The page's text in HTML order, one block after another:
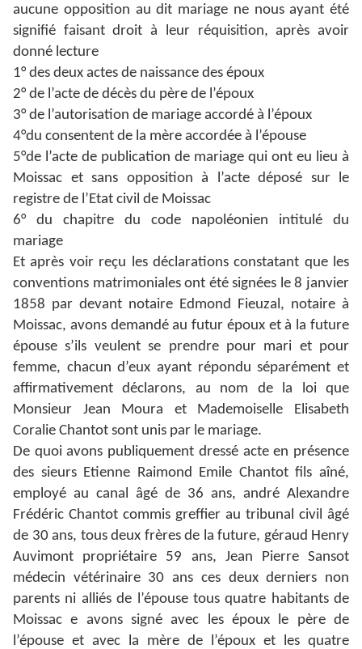
aucune opposition au dit mariage ne nous ayant été
signifié faisant droit à leur réquisition, après avoir
donné lecture
1° des deux actes de naissance des époux
2° de l’acte de décès du père de l’époux
3° de l’autorisation de mariage accordé à l’époux
4°du consentent de la mère accordée à l’épouse
5°de l’acte de publication de mariage qui ont eu lieu à
Moissac et sans opposition à l’acte déposé sur le
registre de l’Etat civil de Moissac
6° du chapitre du code napoléonien intitulé du
mariage
Et après voir reçu les déclarations constatant que les
conventions matrimoniales ont été signées le 8 janvier
1858 par devant notaire Edmond Fieuzal, notaire à
Moissac, avons demandé au futur époux et à la future
épouse s’ils veulent se prendre pour mari et pour
femme, chacun d’eux ayant répondu séparément et
affirmativement déclarons, au nom de la loi que
Monsieur Jean Moura et Mademoiselle Elisabeth
Coralie Chantot sont unis par le mariage.
De quoi avons publiquement dressé acte en présence
des sieurs Etienne Raimond Emile Chantot fils aîné,
employé au canal âgé de 36 ans, andré Alexandre
Frédéric Chantot commis greffier au tribunal civil âgé
de 30 ans, tous deux frères de la future, géraud Henry
Auvimont propriétaire 59 ans, Jean Pierre Sansot
médecin vétérinaire 30 ans ces deux derniers non
parents ni alliés de l’épouse tous quatre habitants de
Moissac e avons signé avec les époux le père de
l’épouse et avec la mère de l’époux et les quatre